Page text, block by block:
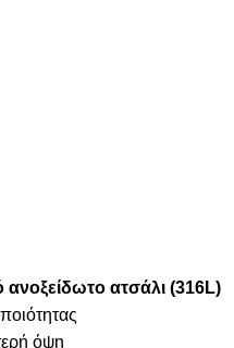
ατσάλι (316L)
όψη